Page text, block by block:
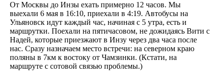
От Москвы до Инзы ехать примерно 12 часов. Мы
выехали 6 мая в 16:10, приехали в 4:19. Автобусы на
Ульяновск идут каждый час, начиная с 5 утра, есть и
маршрутки. Поехали на пятичасовом, не дожидаясь Вити с
Надей, которые приезжают в Инзу через два часа после
нас. Сразу назначаем место встречи: на северном краю
поляны в 7км к востоку от Чамзинки. (Кстати, на
маршруте с сотовой связью проблемы.)